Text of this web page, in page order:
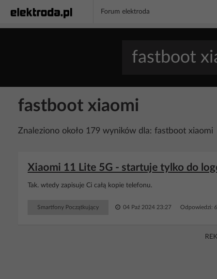
Forum elektroda
fastboot xiaomi
Znaleziono około 179 wyników dla: fastboot xiaomi
Xiaomi 11 Lite 5G - startuje tylko do
Tak. wtedy zapisuje Ci całą kopie telefonu.
Smartfony Początkujący 04 Paź 2024 23:27 Odpowiedzi: